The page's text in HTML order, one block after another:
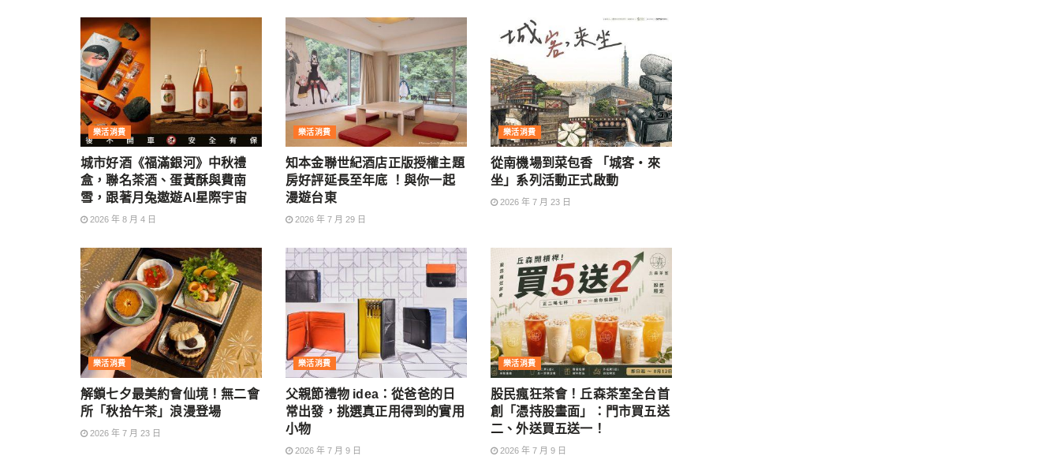
樂活消費
城市好酒《福滿銀河》中秋禮
盒，聯名茶酒、蛋黃酥與費南
雪，跟著月兔遨遊AI星際宇宙
2026 年 8 月 4 日
樂活消費
知本金聯世紀酒店正版授權主題
房好評延長至年底 ！與你一起
漫遊台東
2026 年 7 月 29 日
樂活消費
從南機場到菜包香 「城客・來
坐」系列活動正式啟動
2026 年 7 月 23 日
樂活消費
解鎖七夕最美約會仙境！無二會
所「秋拾午茶」浪漫登場
2026 年 7 月 23 日
樂活消費
父親節禮物 idea：從爸爸的日
常出發，挑選真正用得到的實用
小物
2026 年 7 月 9 日
樂活消費
股民瘋狂茶會！丘森茶室全台首
創「憑持股畫面」：門市買五送
二、外送買五送一！
2026 年 7 月 9 日